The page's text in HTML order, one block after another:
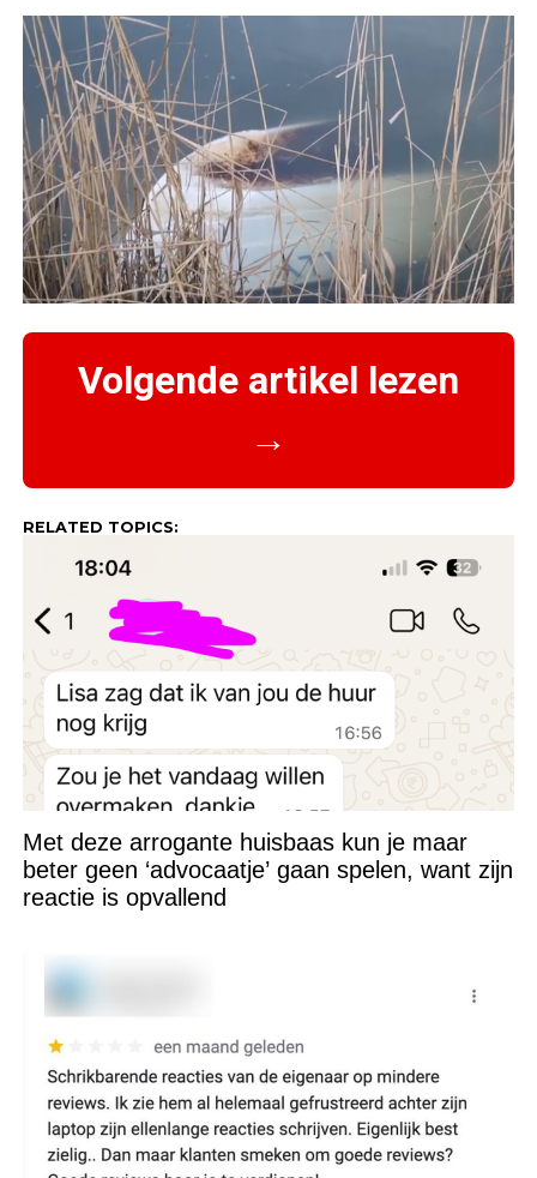
Volgende artikel lezen
→
RELATED TOPICS:
Met deze arrogante huisbaas kun je maar
beter geen ‘advocaatje’ gaan spelen, want zijn
reactie is opvallend